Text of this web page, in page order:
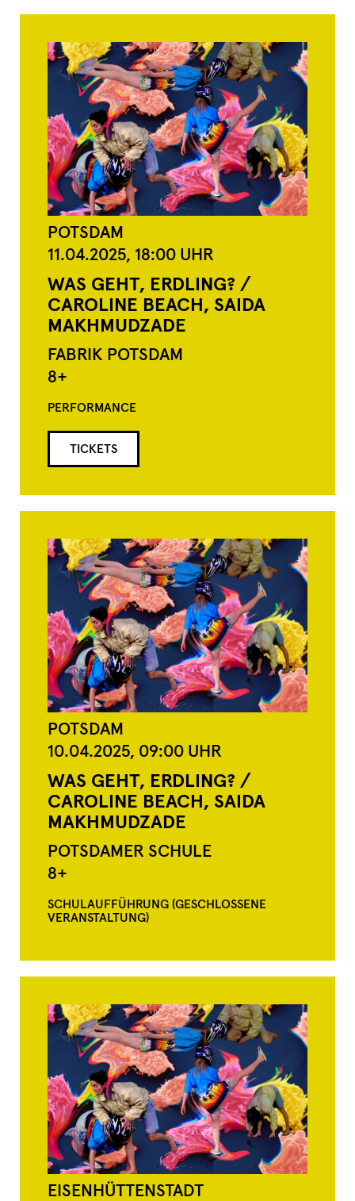
POTSDAM
11.04.2025, 18:00 UHR
WAS GEHT, ERDLING? /
CAROLINE BEACH, SAIDA
MAKHMUDZADE
FABRIK POTSDAM
8+
TICKETS
PERFORMANCE
POTSDAM
10.04.2025, 09:00 UHR
WAS GEHT, ERDLING? /
CAROLINE BEACH, SAIDA
MAKHMUDZADE
POTSDAMER SCHULE
8+
SCHULAUFFÜHRUNG (GESCHLOSSENE
VERANSTALTUNG)
EISENHÜTTENSTADT